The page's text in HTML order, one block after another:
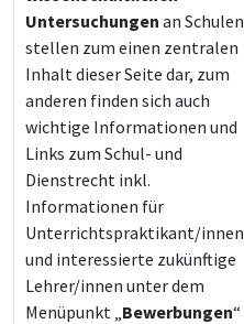
Untersuchungen an Schulen
stellen zum einen zentralen
Inhalt dieser Seite dar, zum
anderen finden sich auch
wichtige Informationen und
Links zum Schul- und
Dienstrecht inkl.
Informationen für
Unterrichtspraktikant/innen
und interessierte zukünftige
Lehrer/innen unter dem
Menüpunkt „ Bewerbungen“